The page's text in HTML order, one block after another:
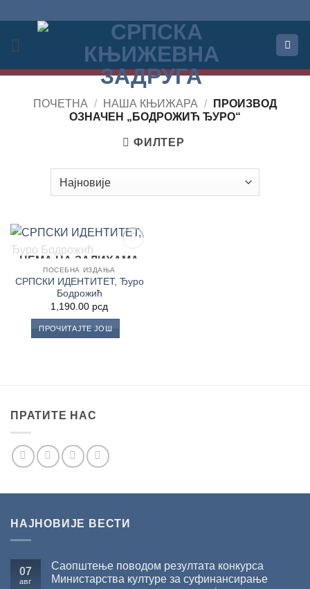
садржај
ПОЧЕТНА / НАША КЊИЖАРА /
ПРОИЗВОД
OЗНАЧЕН „БОДРОЖИЋ ЂУРО“
ФИЛТЕР
Додај
Листу
жеља
НЕМА НА ЗАЛИХАМА
ПОСЕБНА ИЗДАЊА
СРПСКИ ИДЕНТИТЕТ, Ђуро
Бодрожић
1,190.00 рсд
ПРОЧИТАЈТЕ ЈОШ
ПРАТИТЕ НАС
НАЈНОВИЈЕ ВЕСТИ
07
авг
Саопштење поводом резултата конкурса
Министарства културе за суфинансирање